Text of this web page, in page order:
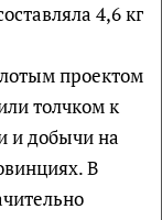
4,6 кг
проектом
толчком к
и добычи на
В